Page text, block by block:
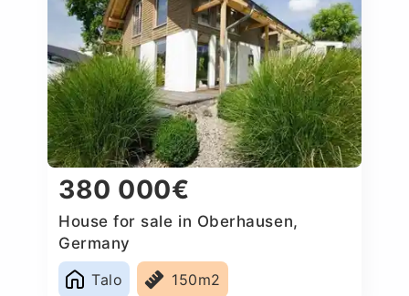
380 000€
House for sale in Oberhausen,
Germany
Talo
150m2